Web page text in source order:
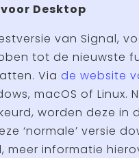
Desktop
van Signal,
tot de nieuwste
Via de website
macOS of
worden deze in
‘normale’ versie
meer informatie